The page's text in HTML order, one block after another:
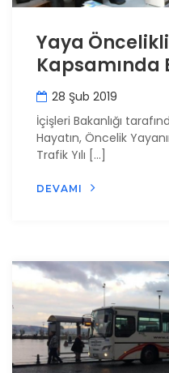
Yaya Öncelikli
Kapsamında
28 Şub 2019
İçişleri Bakanlığı
Hayatın, Öncelik
Trafik Yılı […]
DEVAMI